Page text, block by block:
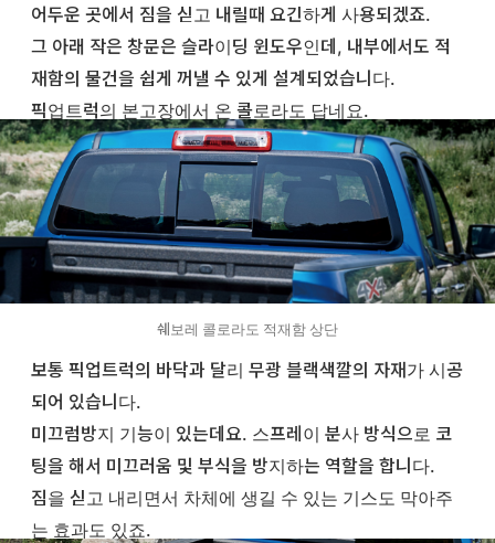
어두운 곳에서 짐을 싣고 내릴때 요긴하게 사용되겠죠.
그 아래 작은 창문은 슬라이딩 윈도우인데, 내부에서도 적
재함의 물건을 쉽게 꺼낼 수 있게 설계되었습니다.
픽업트럭의 본고장에서 온 콜로라도 답네요.
쉐보레 콜로라도 적재함 상단
보통 픽업트럭의 바닥과 달리 무광 블랙색깔의 자재가 시공
되어 있습니다.
미끄럼방지 기능이 있는데요. 스프레이 분사 방식으로 코
팅을 해서 미끄러움 및 부식을 방지하는 역할을 합니다.
짐을 싣고 내리면서 차체에 생길 수 있는 기스도 막아주
는 효과도 있죠.